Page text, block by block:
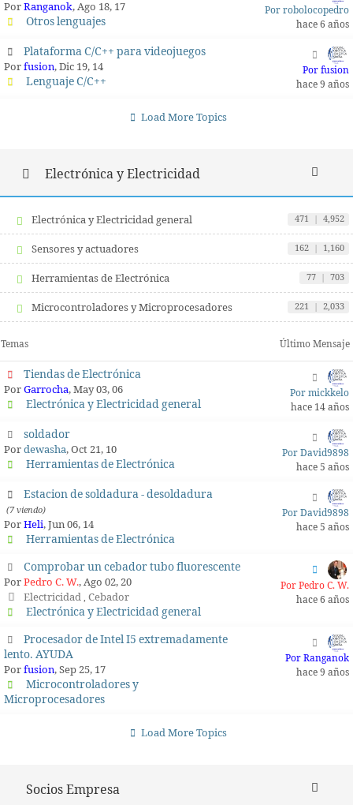
PorRanganok, Ago 18, 17
Otros lenguajes
Por robolocopedro
hace 6 años
Plataforma C/C++ para videojuegos
Porfusion, Dic 19, 14
Lenguaje C/C++
Por fusion
hace 9 años
Load More Topics
Electrónica y Electricidad
Electrónica y Electricidad general 471 | 4,952
Sensores y actuadores 162 | 1,160
Herramientas de Electrónica 77 | 703
Microcontroladores y Microprocesadores 221 | 2,033
Temas Último Mensaje
Tiendas de Electrónica
PorGarrocha, May 03, 06
Electrónica y Electricidad general
Por mickkelo
hace 14 años
soldador
Pordewasha, Oct 21, 10
Herramientas de Electrónica
Por David9898
hace 5 años
Estacion de soldadura - desoldadura
(7 viendo)
PorHeli, Jun 06, 14
Herramientas de Electrónica
Por David9898
hace 5 años
Comprobar un cebador tubo fluorescente
PorPedro C. W., Ago 02, 20
Electricidad , Cebador
Electrónica y Electricidad general
Por Pedro C. W.
hace 6 años
Procesador de Intel I5 extremadamente
lento. AYUDA
Porfusion, Sep 25, 17
Microcontroladores y
Microprocesadores
Por Ranganok
hace 9 años
Load More Topics
Socios Empresa